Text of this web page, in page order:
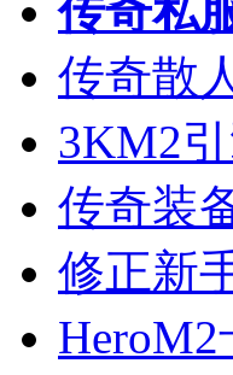
传奇私
传奇散
3KM2
传奇装
修正新